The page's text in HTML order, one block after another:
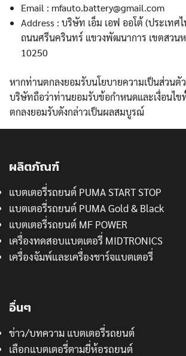
Email : mfauto.battery@gmail.com
Address : บริษัท เอ็ม เอฟ ออโต้ (ประเทศ
ถนนศรีนครินทร์ แขวงพัฒนาการ เขตสวนห
10250
หากท่านตกลงยอมรับนโยบายความเป็นส่วนตั
บริษัทถือว่าท่านยอมรับข้อกำหนดและเงื่อนไข
ตกลงยอมรับดังกล่าวเป็นผลสมบูรณ์
ผลิตภัณฑ์
แบตเตอรี่รถยนต์ PUMA START STOP
แบตเตอรี่รถยนต์ PUMA Gold & Black
แบตเตอรี่รถยนต์ MF POWER
เครื่องทดสอบแบตเตอรี่ MIDTRONICS
เครื่องจัมพ์และเครื่องชาร์จแบตเตอรี่
อื่นๆ
ข่าว/บทความ แบตเตอรี่รถยนต์
เลือกแบตเตอรี่ตามยี่ห้อรถยนต์